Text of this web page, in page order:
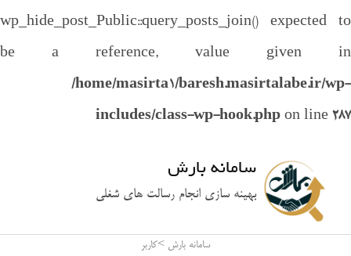
wp_hide_post_Public::query_posts_join() expected to
be a reference, value given in
/home/masirta1/baresh.masirtalabe.ir/wp-
includes/class-wp-hook.php on line 287
سامانه بارش
بهینه سازی انجام رسالت های شغلی
سامانه بارش >کاربر